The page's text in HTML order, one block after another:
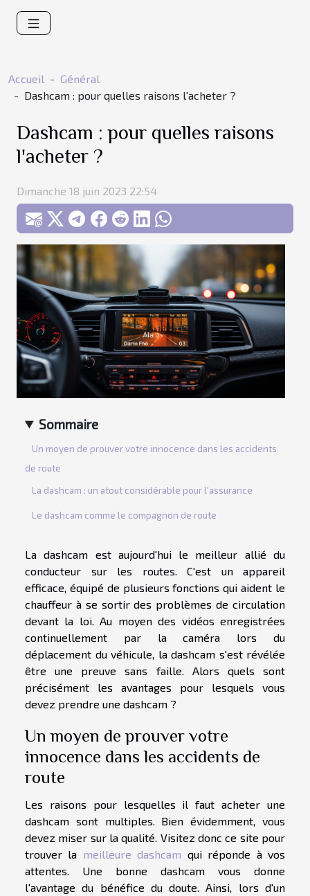
Accueil
Général
Dashcam : pour quelles raisons l'acheter ?
Dashcam : pour quelles raisons
l'acheter ?
Dimanche 18 juin 2023 22:54
Sommaire
Un moyen de prouver votre innocence dans les accidents
de route
La dashcam : un atout considérable pour l'assurance
Le dashcam comme le compagnon de route
La dashcam est aujourd'hui le meilleur allié du
conducteur sur les routes. C'est un appareil
efficace, équipé de plusieurs fonctions qui aident le
chauffeur à se sortir des problèmes de circulation
devant la loi. Au moyen des vidéos enregistrées
continuellement par la caméra lors du
déplacement du véhicule, la dashcam s'est révélée
être une preuve sans faille. Alors quels sont
précisément les avantages pour lesquels vous
devez prendre une dashcam ?
Un moyen de prouver votre
innocence dans les accidents de
route
Les raisons pour lesquelles il faut acheter une
dashcam sont multiples. Bien évidemment, vous
devez miser sur la qualité. Visitez donc ce site pour
trouver la meilleure dashcam qui réponde à vos
attentes. Une bonne dashcam vous donne
l'avantage du bénéfice du doute. Ainsi, lors d'un